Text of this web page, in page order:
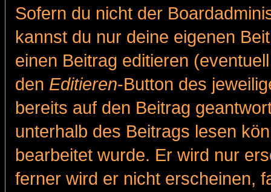
Sofern du nicht der
kannst du nur deine eigenen
einen Beitrag editieren
den Editieren-Button des
bereits auf den Beitrag
unterhalb des Beitrags lesen
bearbeitet wurde. Er wird nur
ferner wird er nicht erscheinen,